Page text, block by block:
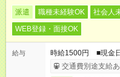
派遣 職種未経験OK 社会人
WEB登録・面接OK
給与
時給1500円 ■現金日
交通費別途支給あ